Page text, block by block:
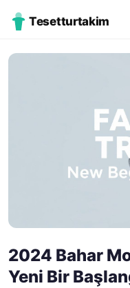
Tesetturtakim
2024 Bahar
Yeni Bir